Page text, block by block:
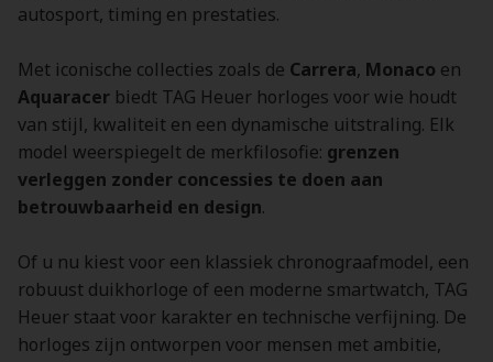
autosport, timing en prestaties.
Met iconische collecties zoals de Carrera, Monaco en
Aquaracer biedt TAG Heuer horloges voor wie houdt
van stijl, kwaliteit en een dynamische uitstraling. Elk
model weerspiegelt de merkfilosofie: grenzen
verleggen zonder concessies te doen aan
betrouwbaarheid en design.
Of u nu kiest voor een klassiek chronograafmodel, een
robuust duikhorloge of een moderne smartwatch, TAG
Heuer staat voor karakter en technische verfijning. De
horloges zijn ontworpen voor mensen met ambitie,